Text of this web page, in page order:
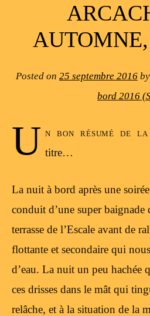
Posted on 25 septembre 2016 by
bord 2016
U n bon résumé de
titre…
La nuit à bord après une
conduit d’une super baignade
terrasse de l’Escale avant de
flottante et secondaire qui
d’eau. La nuit un peu hachée
ces drisses dans le mât qui
relâche, et à la situation de la